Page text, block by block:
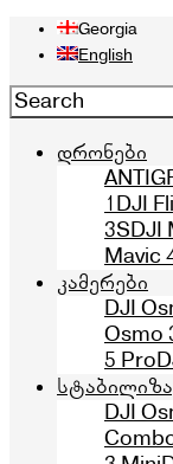
Georgia
English
დრონები
1DJI
3SDJI
Mavic
კამერები
DJI
Osmo
5 Pro
DJI